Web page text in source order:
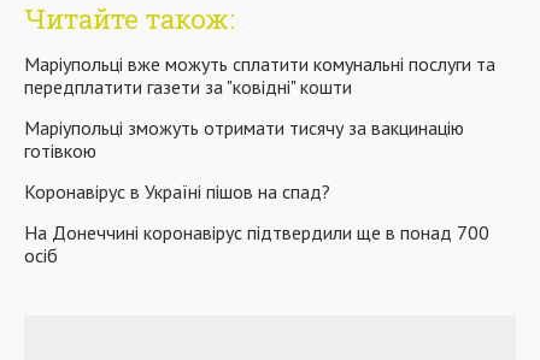
Читайте також:
Маріупольці вже можуть сплатити комунальні послуги та
передплатити газети за "ковідні" кошти
Маріупольці зможуть отримати тисячу за вакцинацію
готівкою
Коронавірус в Україні пішов на спад?
На Донеччині коронавірус підтвердили ще в понад 700
осіб